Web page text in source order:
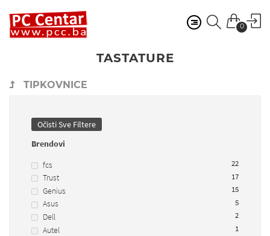
0
TASTATURE
TIPKOVNICE
Očisti Sve Filtere
Brendovi
fcs
22
Trust 17
Genius 15
Asus 5
Dell 2
Autel 1